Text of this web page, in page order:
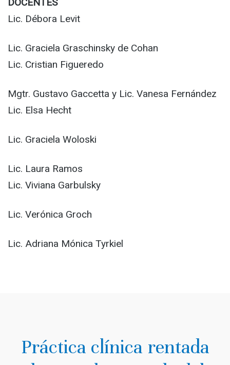
DOCENTES
Lic. Débora Levit
Lic. Graciela Graschinsky de Cohan
Lic. Cristian Figueredo
Mgtr. Gustavo Gaccetta y Lic. Vanesa Fernández
Lic. Elsa Hecht
Lic. Graciela Woloski
Lic. Laura Ramos
Lic. Viviana Garbulsky
Lic. Verónica Groch
Lic. Adriana Mónica Tyrkiel
Práctica clínica rentada